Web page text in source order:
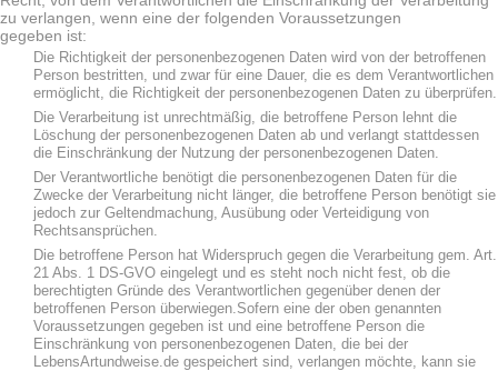
zu verlangen, wenn eine der folgenden Voraussetzungen
gegeben ist:
Die Richtigkeit der personenbezogenen Daten wird von der betroffenen
Person bestritten, und zwar für eine Dauer, die es dem Verantwortlichen
ermöglicht, die Richtigkeit der personenbezogenen Daten zu überprüfen.
Die Verarbeitung ist unrechtmäßig, die betroffene Person lehnt die
Löschung der personenbezogenen Daten ab und verlangt stattdessen
die Einschränkung der Nutzung der personenbezogenen Daten.
Der Verantwortliche benötigt die personenbezogenen Daten für die
Zwecke der Verarbeitung nicht länger, die betroffene Person benötigt sie
jedoch zur Geltendmachung, Ausübung oder Verteidigung von
Rechtsansprüchen.
Die betroffene Person hat Widerspruch gegen die Verarbeitung gem. Art.
21 Abs. 1 DS-GVO eingelegt und es steht noch nicht fest, ob die
berechtigten Gründe des Verantwortlichen gegenüber denen der
betroffenen Person überwiegen.Sofern eine der oben genannten
Voraussetzungen gegeben ist und eine betroffene Person die
Einschränkung von personenbezogenen Daten, die bei der
LebensArtundweise.de gespeichert sind, verlangen möchte, kann sie